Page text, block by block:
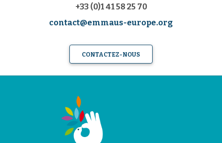
+33 (0)1 41 58 25 70
contact@emmaus-europe.org
CONTACTEZ-NOUS